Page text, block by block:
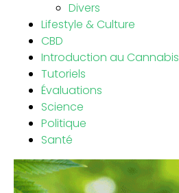
Divers
Lifestyle & Culture
CBD
Introduction au Cannabis
Tutoriels
Évaluations
Science
Politique
Santé